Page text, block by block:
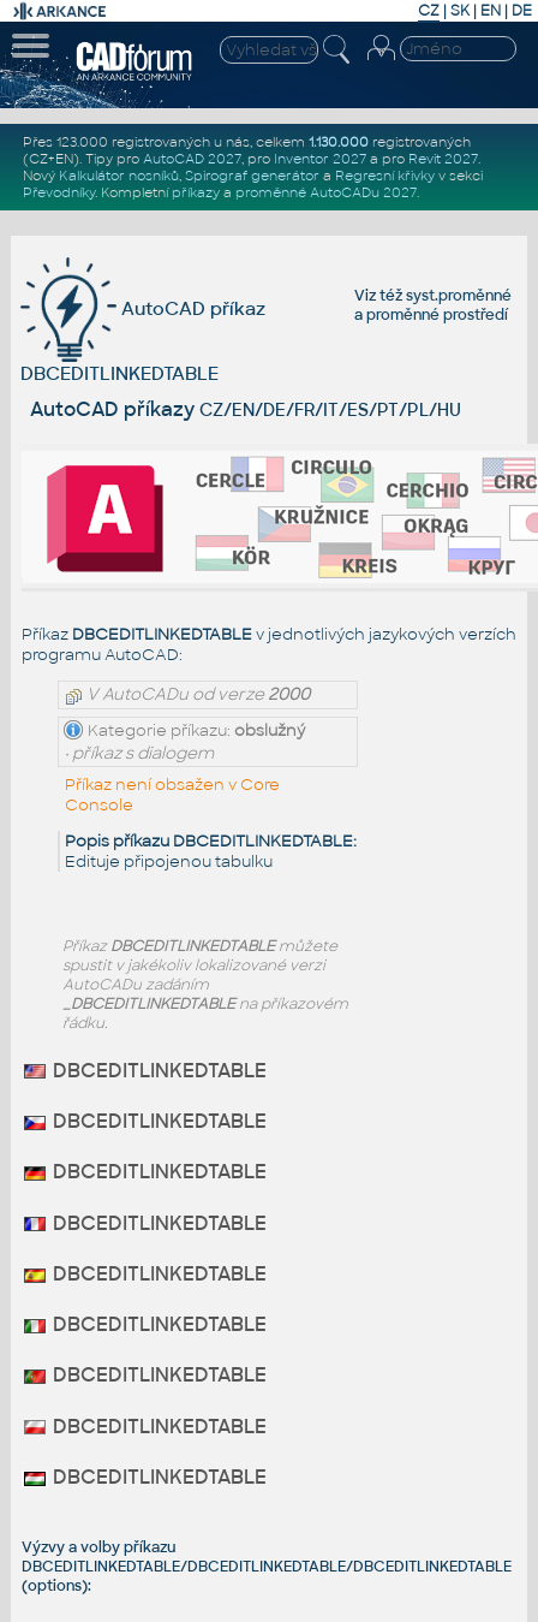
CZ | SK| EN | DE
Přes 123.000 registrovaných u nás, celkem 1.130.000registrovaných
(CZ+EN). Tipy pro AutoCAD 2027, pro Inventor 2027a pro Revit 2027.
Nový Kalkulátor nosníků, Spirograf generátor a Regresní křivkyv sekci
Převodníky. Kompletní příkazya proměnné AutoCADu 2027.
Viz téžsyst.proměnné
aproměnné prostředí
AutoCAD příkaz
DBCEDITLINKEDTABLE
AutoCAD příkazy CZ/EN/DE/FR/IT/ES/PT/PL/HU
Příkaz DBCEDITLINKEDTABLEv jednotlivých jazykových verzích
programu AutoCAD:
V AutoCADu od verze2000
Kategorie příkazu: obslužný
• příkaz s dialogem
Příkaz není obsažen v Core
Console
Popis příkazu DBCEDITLINKEDTABLE:
Edituje připojenou tabulku
PříkazDBCEDITLINKEDTABLEmůžete
spustit v jakékoliv lokalizované verzi
AutoCADu zadáním
_DBCEDITLINKEDTABLEna příkazovém
řádku.
DBCEDITLINKEDTABLE
DBCEDITLINKEDTABLE
DBCEDITLINKEDTABLE
DBCEDITLINKEDTABLE
DBCEDITLINKEDTABLE
DBCEDITLINKEDTABLE
DBCEDITLINKEDTABLE
DBCEDITLINKEDTABLE
DBCEDITLINKEDTABLE
Výzvy a volby příkazu
DBCEDITLINKEDTABLE/DBCEDITLINKEDTABLE/DBCEDITLINKEDTABLE
(options):